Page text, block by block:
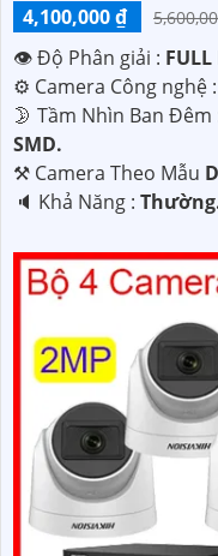
4,100,000 ₫
👁 Độ Phân giải : FULL
⚙ Camera Công nghệ :
🌛 Tầm Nhìn Ban Đêm
SMD.
⚒ Camera Theo Mẫu
️🔈 Khả Năng :